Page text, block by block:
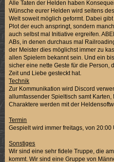
Alle Taten der Helden haben
Wünsche eurer Helden wird seitens
Welt soweit möglich geformt. Dabei
Plot der euch anspringt, sondern
auch selbst mal Initiative ergreifen.
ABs, in denen durchaus mal
der Meister dies möglichst immer zu
allen Spielern bekannt sein. Und ein
sicher eine nette Geste für die Person,
Zeit und Liebe gesteckt hat.
Technik
Zur Kommunikation wird Discord
allumfassender Spieltisch samt
Charaktere werden mit der
Termin
Gespielt wird immer freitags, von
Sonstiges
Wir sind eine sehr fidele Truppe, die
kommt. Wir sind eine Gruppe von